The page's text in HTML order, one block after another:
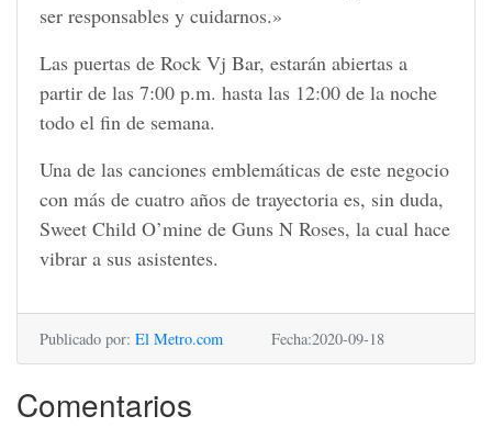
ser responsables y cuidarnos.»
Las puertas de Rock Vj Bar, estarán abiertas a
partir de las 7:00 p.m. hasta las 12:00 de la noche
todo el fin de semana.
Una de las canciones emblemáticas de este negocio
con más de cuatro años de trayectoria es, sin duda,
Sweet Child O’mine de Guns N Roses, la cual hace
vibrar a sus asistentes.
Publicado por: El Metro.com Fecha:2020-09-18
Comentarios